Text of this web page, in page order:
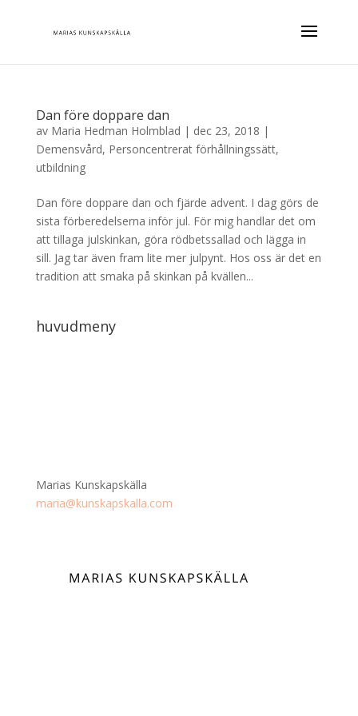
Dan före doppare dan
av Maria Hedman Holmblad | dec 23, 2018 |
Demensvård, Personcentrerat förhållningssätt,
utbildning
Dan före doppare dan och fjärde advent. I dag görs de
sista förberedelserna inför jul. För mig handlar det om
att tillaga julskinkan, göra rödbetssallad och lägga in
sill. Jag tar även fram lite mer julpynt. Hos oss är det en
tradition att smaka på skinkan på kvällen...
huvudmeny
Marias Kunskapskälla
maria@kunskapskalla.com